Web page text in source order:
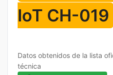
IoT CH-019
Datos obtenidos de la lista
técnica